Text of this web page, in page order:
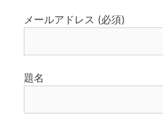
メールアドレス (必須)
題名